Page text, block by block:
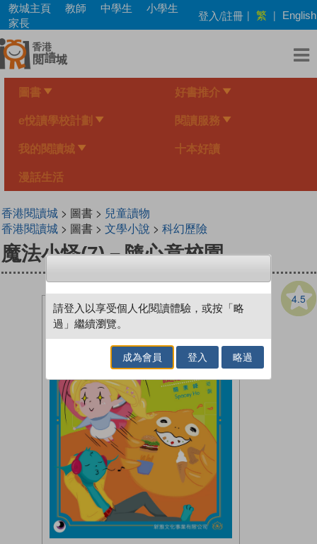
Skip
main
content
教城主頁 教師 中學生
小學生
家長
登入/註冊 | 繁 | English
圖書 好書推介
e悅讀學校計劃 閱讀服務
我的閱讀城 十本好讀
漫話生活
香港閱讀城> 圖書 > 兒童讀物
香港閱讀城> 圖書 > 文學小說 > 科幻歷險
魔法小怪(7)－隨心意校園
4.5
請登入以享受個人化閱讀體驗，或按「略
過」繼續瀏覽。
成為會員 登入 略過